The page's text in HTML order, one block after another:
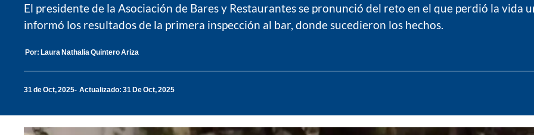
El presidente de la Asociación de Bares y Restaurantes se pronunció del reto en el que perdió la vida
informó los resultados de la primera inspección al bar, donde sucedieron los hechos.
Por: Laura Nathalia Quintero Ariza
31 de Oct, 2025 Actualizado: 31 De Oct, 2025